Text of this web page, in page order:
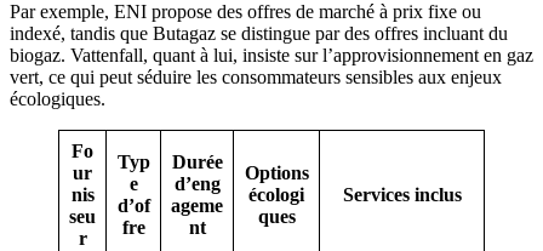
Par exemple, ENI propose des offres de marché à prix fixe ou
indexé, tandis que Butagaz se distingue par des offres incluant du
biogaz. Vattenfall, quant à lui, insiste sur l’approvisionnement en gaz
vert, ce qui peut séduire les consommateurs sensibles aux enjeux
écologiques.
Fo
ur
nis
seu
r
Typ
e
d’of
fre
Durée
d’eng
ageme
nt
Options
écologi
ques
Services inclus